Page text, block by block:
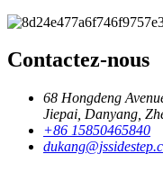
Contactez-nous
68 Hongdeng
Jiepai, Danyang,
+86 15850465840